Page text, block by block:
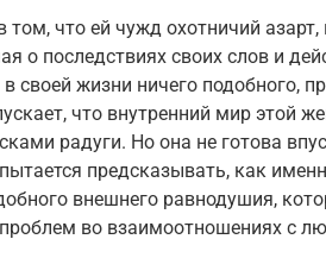
том, что ей чужд охотничий
о последствиях своих слов и
своей жизни ничего подобного,
что внутренний мир этой
радуги. Но она не готова
предсказывать, как
внешнего равнодушия,
во взаимоотношениях с